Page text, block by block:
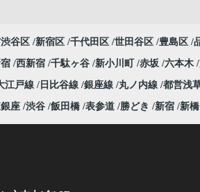
渋谷区 新宿区 千代田区 世田谷区 豊島区
西新宿 千駄ヶ谷 新小川町 赤坂 六本木
江戸線 日比谷線 銀座線 丸ノ内線 都営浅
座 渋谷 飯田橋 表参道 勝どき 新宿 新橋